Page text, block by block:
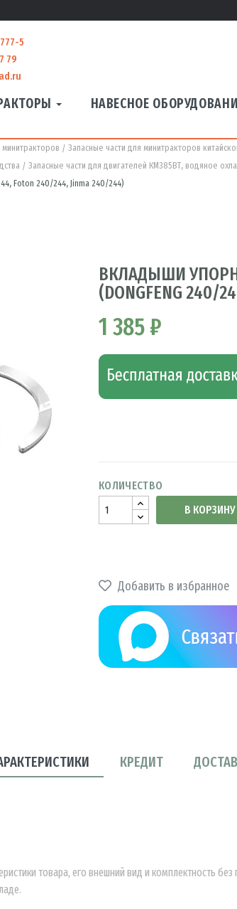
5
79
НАВЕСНОЕ
Запасные части для минитракторов
Запасные части для двигателей КМ385ВТ, водяное
Foton 240/244, Jinma 240/244)
ВКЛАДЫШИ
(DONGFENG 240/
1 385 ₽
КОЛИЧЕСТВО
В КОРЗИНУ
Добавить в избранное
КРЕДИТ
товара, его внешний вид и комплектность